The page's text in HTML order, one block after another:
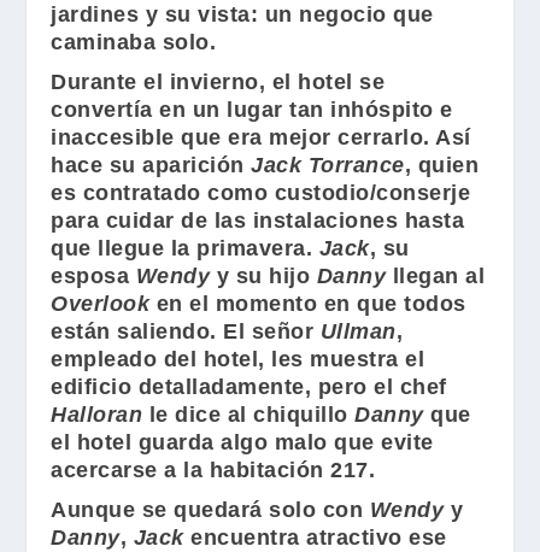
jardines y su vista: un negocio que
caminaba solo.
Durante el invierno, el hotel se
convertía en un lugar tan inhóspito e
inaccesible que era mejor cerrarlo. Así
hace su apariciónJack Torrance, quien
es contratado como custodio/conserje
para cuidar de las instalaciones hasta
que llegue la primavera. Jack, su
esposa Wendyy su hijo Dannyllegan al
Overlooken el momento en que todos
están saliendo. El señor Ullman,
empleado del hotel, les muestra el
edificio detalladamente, pero el chef
Halloran le dice al chiquilloDannyque
el hotel guarda algo malo que evite
acercarse a la habitación 217.
Aunque se quedará solo con Wendyy
Danny, Jackencuentra atractivo ese